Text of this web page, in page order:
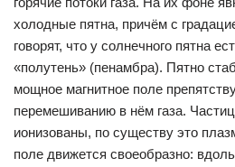
холодные пятна, причём с
говорят, что у солнечного пятна
«полутень» (пенамбра). Пятно
мощное магнитное поле
перемешиванию в нём газа.
ионизованы, по существу это
поле движется своеобразно: